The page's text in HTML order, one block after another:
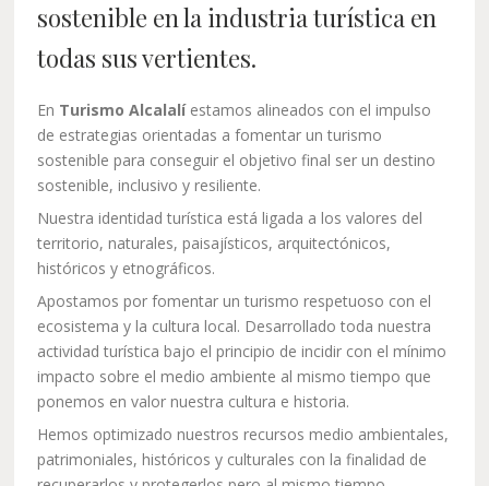
sostenible en la industria turística en
todas sus vertientes.
En Turismo Alcalalíestamos alineados con el impulso
de estrategias orientadas a fomentar un turismo
sostenible para conseguir el objetivo final ser un destino
sostenible, inclusivo y resiliente.
Nuestra identidad turística está ligada a los valores del
territorio, naturales, paisajísticos, arquitectónicos,
históricos y etnográficos.
Apostamos por fomentar un turismo respetuoso con el
ecosistema y la cultura local. Desarrollado toda nuestra
actividad turística bajo el principio de incidir con el mínimo
impacto sobre el medio ambiente al mismo tiempo que
ponemos en valor nuestra cultura e historia.
Hemos optimizado nuestros recursos medio ambientales,
patrimoniales, históricos y culturales con la finalidad de